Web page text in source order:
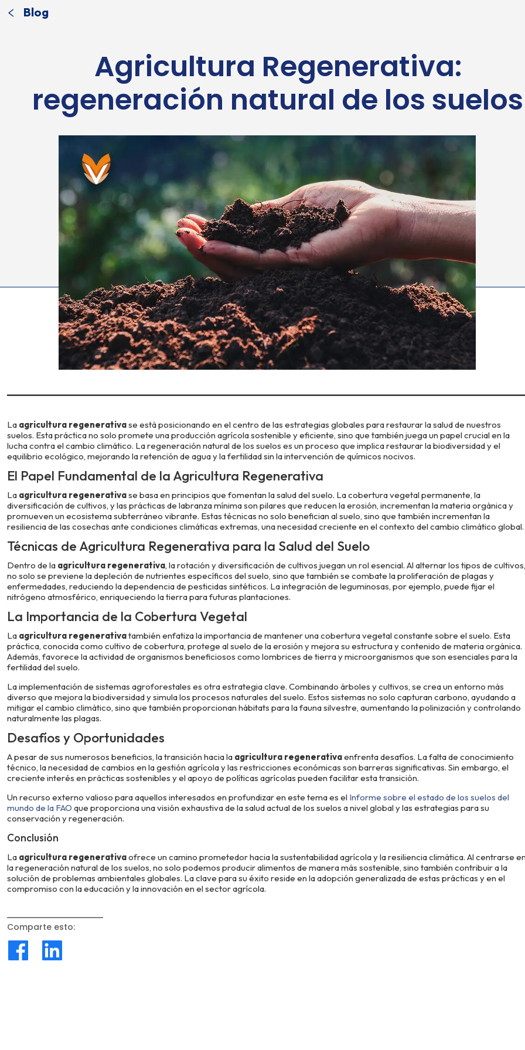
Blog
Agricultura Regenerativa:
regeneración natural de los suelos
La agricultura regenerativase está posicionando en el centro de las estrategias globales para restaurar la salud de nuestros
suelos. Esta práctica no solo promete una producción agrícola sostenible y eficiente, sino que también juega un papel crucial en la
lucha contra el cambio climático. La regeneración natural de los suelos es un proceso que implica restaurar la biodiversidad y el
equilibrio ecológico, mejorando la retención de agua y la fertilidad sin la intervención de químicos nocivos.
El Papel Fundamental de la Agricultura Regenerativa
La agricultura regenerativase basa en principios que fomentan la salud del suelo. La cobertura vegetal permanente, la
diversificación de cultivos, y las prácticas de labranza mínima son pilares que reducen la erosión, incrementan la materia orgánica y
promueven un ecosistema subterráneo vibrante. Estas técnicas no solo benefician al suelo, sino que también incrementan la
resiliencia de las cosechas ante condiciones climáticas extremas, una necesidad creciente en el contexto del cambio climático global.
Técnicas de Agricultura Regenerativa para la Salud del Suelo
Dentro de la agricultura regenerativa, la rotación y diversificación de cultivos juegan un rol esencial. Al alternar los tipos de cultivos,
no solo se previene la depleción de nutrientes específicos del suelo, sino que también se combate la proliferación de plagas y
enfermedades, reduciendo la dependencia de pesticidas sintéticos. La integración de leguminosas, por ejemplo, puede fijar el
nitrógeno atmosférico, enriqueciendo la tierra para futuras plantaciones.
La Importancia de la Cobertura Vegetal
La agricultura regenerativatambién enfatiza la importancia de mantener una cobertura vegetal constante sobre el suelo. Esta
práctica, conocida como cultivo de cobertura, protege al suelo de la erosión y mejora su estructura y contenido de materia orgánica.
Además, favorece la actividad de organismos beneficiosos como lombrices de tierra y microorganismos que son esenciales para la
fertilidad del suelo.
La implementación de sistemas agroforestales es otra estrategia clave. Combinando árboles y cultivos, se crea un entorno más
diverso que mejora la biodiversidad y simula los procesos naturales del suelo. Estos sistemas no solo capturan carbono, ayudando a
mitigar el cambio climático, sino que también proporcionan hábitats para la fauna silvestre, aumentando la polinización y controlando
naturalmente las plagas.
Desafíos y Oportunidades
A pesar de sus numerosos beneficios, la transición hacia la agricultura regenerativaenfrenta desafíos. La falta de conocimiento
técnico, la necesidad de cambios en la gestión agrícola y las restricciones económicas son barreras significativas. Sin embargo, el
creciente interés en prácticas sostenibles y el apoyo de políticas agrícolas pueden facilitar esta transición.
Un recurso externo valioso para aquellos interesados en profundizar en este tema es el Informe sobre el estado de los suelos del
mundo de la FAO que proporciona una visión exhaustiva de la salud actual de los suelos a nivel global y las estrategias para su
conservación y regeneración.
Conclusión
La agricultura regenerativaofrece un camino prometedor hacia la sustentabilidad agrícola y la resiliencia climática. Al centrarse
la regeneración natural de los suelos, no solo podemos producir alimentos de manera más sostenible, sino también contribuir a la
solución de problemas ambientales globales. La clave para su éxito reside en la adopción generalizada de estas prácticas y en el
compromiso con la educación y la innovación en el sector agrícola.
Comparte esto: